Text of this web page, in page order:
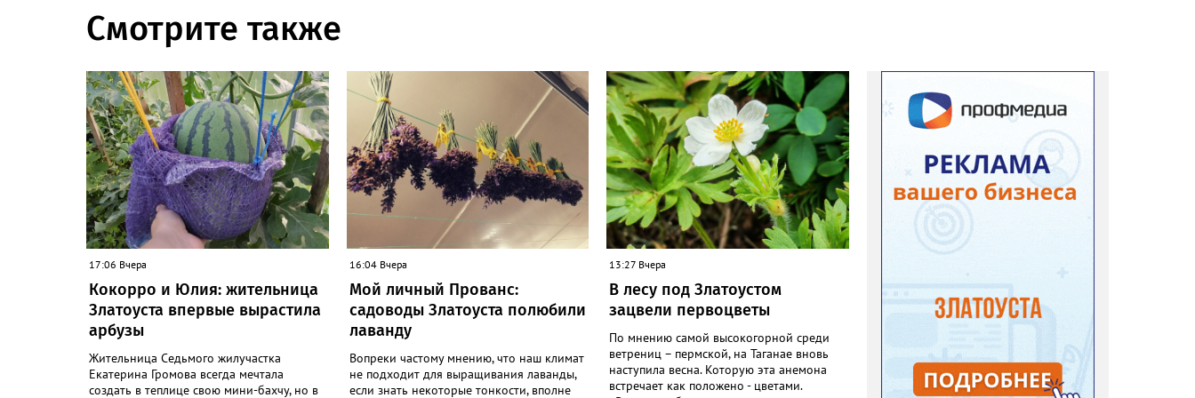
Смотрите также
17:06 Вчера
Кокорро и Юлия: жительница
Златоуста впервые вырастила
арбузы
Жительница Седьмого жилучастка
Екатерина Громова всегда мечтала
создать в теплице свою мини-бахчу, но в
16:04 Вчера
Мой личный Прованс:
садоводы Златоуста полюбили
лаванду
Вопреки частому мнению, что наш климат
не подходит для выращивания лаванды,
если знать некоторые тонкости, вполне
13:27 Вчера
В лесу под Златоустом
зацвели первоцветы
По мнению самой высокогорной среди
ветрениц – пермской, на Таганае вновь
наступила весна. Которую эта анемона
встречает как положено - цветами.